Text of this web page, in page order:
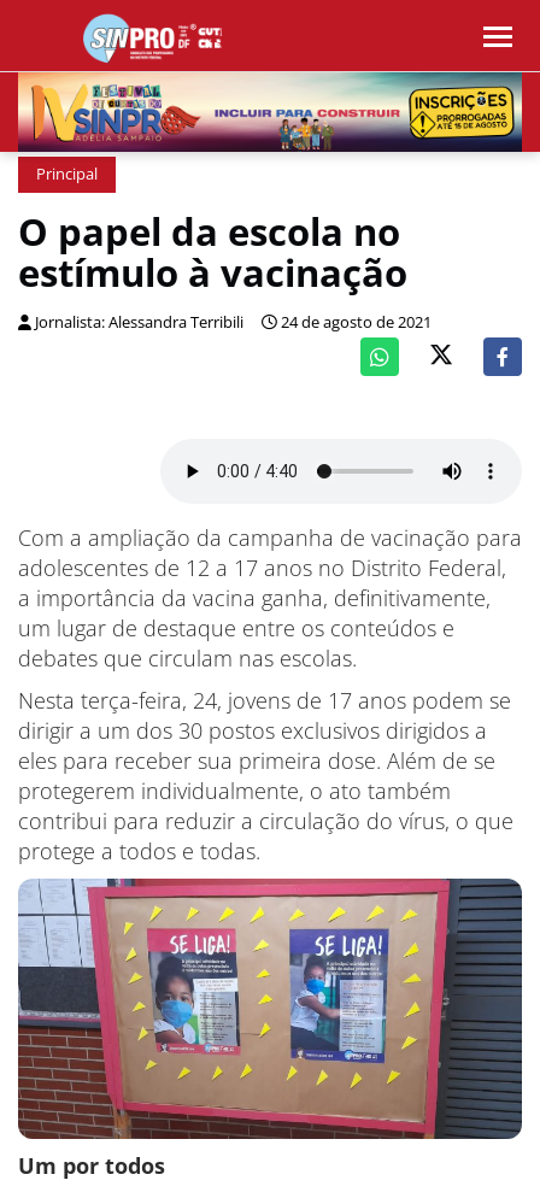
Principal
O papel da escola no
estímulo à vacinação
Jornalista: Alessandra Terribili 24 de agosto de 2021
Com a ampliação da campanha de vacinação para
adolescentes de 12 a 17 anos no Distrito Federal,
a importância da vacina ganha, definitivamente,
um lugar de destaque entre os conteúdos e
debates que circulam nas escolas.
Nesta terça-feira, 24, jovens de 17 anos podem se
dirigir a um dos 30 postos exclusivos dirigidos a
eles para receber sua primeira dose. Além de se
protegerem individualmente, o ato também
contribui para reduzir a circulação do vírus, o que
protege a todos e todas.
Um por todos